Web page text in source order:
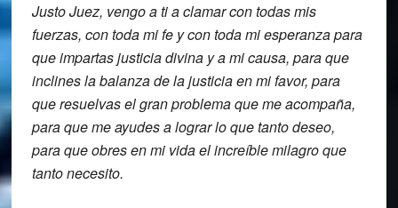
Justo Juez, vengo a ti aclamar con todas mis
fuerzas, con toda mife y con toda mi esperanza para
queimpartas justicia divina y a mi causa, para que
inclines la balanza de lajusticia en mi favor, para
que resuelvasel gran problema que me acompaña,
paraque me ayudes a lograr lo que tantodeseo,
para que obres en mi vida elincreíble milagro que
tanto necesito.